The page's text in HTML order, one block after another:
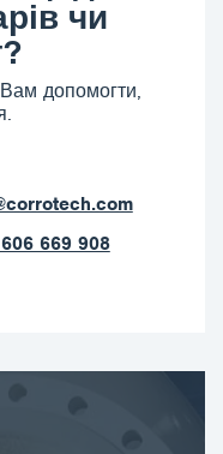
чи
допомогти,
669 908